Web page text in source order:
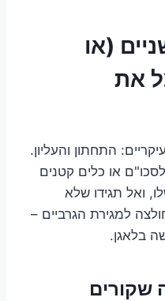
(או
את
התחתון והעליון.
או כלים קטנים
ואל תגידו שלא
למגירת הגרביים –
בלאגן.
שקורים